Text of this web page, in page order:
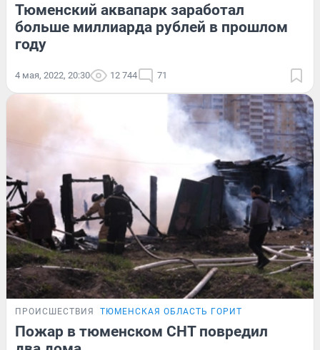
Тюменский аквапарк заработал
больше миллиарда рублей в прошлом
году
4 мая, 2022, 20:30 12 744 71
ПРОИСШЕСТВИЯ ТЮМЕНСКАЯ ОБЛАСТЬ ГОРИТ
Пожар в тюменском СНТ повредил